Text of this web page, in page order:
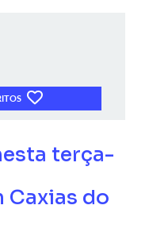
terça-
Caxias do